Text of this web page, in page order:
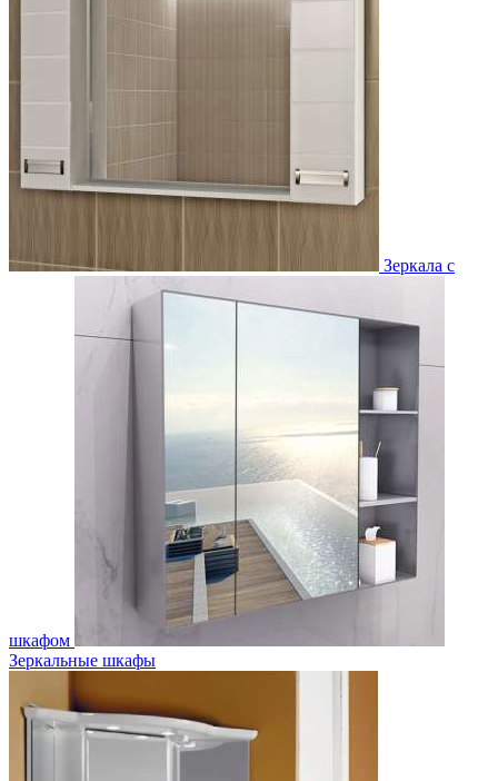
Зеркала с
шкафом
Зеркальные шкафы